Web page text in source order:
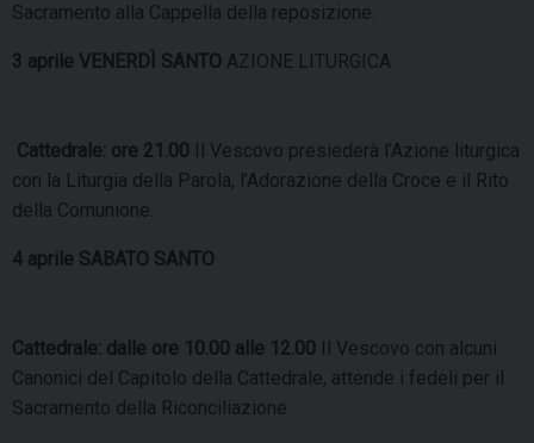
Sacramento alla Cappella della reposizione.
3 aprile VENERDÌ SANTO AZIONE LITURGICA
Cattedrale: ore 21.00 Il Vescovo presiederà l’Azione liturgica
con la Liturgia della Parola, l’Adorazione della Croce e il Rito
della Comunione.
4 aprile SABATO SANTO
Cattedrale: dalle ore 10.00 alle 12.00 Il Vescovo con alcuni
Canonici del Capitolo della Cattedrale, attende i fedeli per il
Sacramento della Riconciliazione